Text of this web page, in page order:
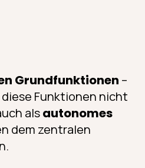
Grundfunktionen –
Funktionen nicht
alsautonomes
dem zentralen